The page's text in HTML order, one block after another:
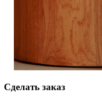
Сделать заказ